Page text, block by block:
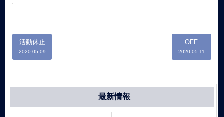
活動休止
2020-05-09
OFF
2020-05-11
最新情報